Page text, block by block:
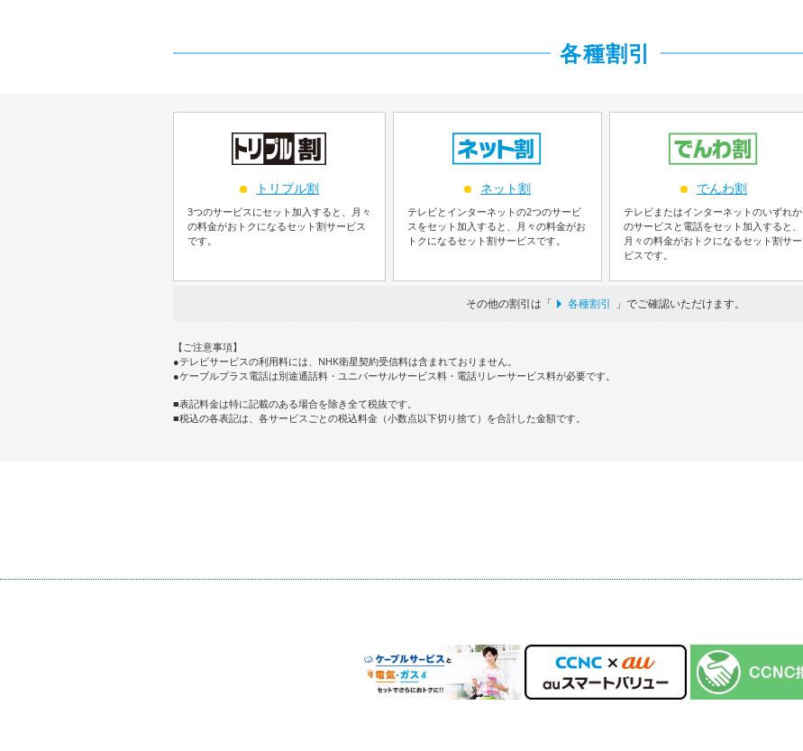
各種割引
トリプル割
3つのサービスにセット加入すると、月々
の料金がおトクになるセット割サービス
です。
ネット割
テレビとインターネットの2つのサービ
スをセット加入すると、月々の料金がお
トクになるセット割サービスです。
でんわ割
テレビまたはインターネットのいずれか
のサービスと電話をセット加入すると、
月々の料金がおトクになるセット割サー
ビスです。
その他の割引は「 各種割引 」でご確認いただけます。
【ご注意事項】
●テレビサービスの利用料には、NHK衛星契約受信料は含まれておりません。
●ケーブルプラス電話は別途通話料・ユニバーサルサービス料・電話リレーサービス料が必要です。
■表記料金は特に記載のある場合を除き全て税抜です。
■税込の各表記は、各サービスごとの税込料金（小数点以下切り捨て）を合計した金額です。